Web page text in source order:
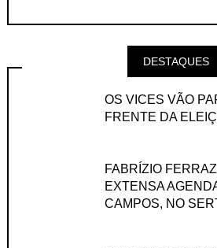
DESTAQUES
OS VICES VÃO
FRENTE DA
FABRÍZIO
EXTENSA
CAMPOS, NO